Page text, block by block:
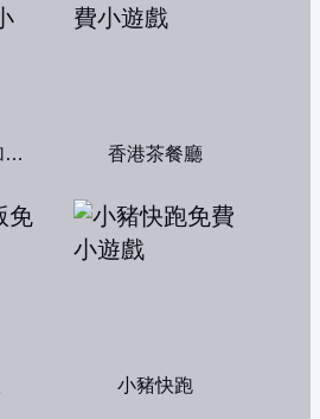
勇士島大富翁加強版 香港茶餐廳
小豬快跑